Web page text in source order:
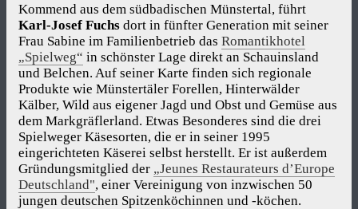
Kommend aus dem südbadischen Münstertal, führt
Karl-Josef Fuchs dort in fünfter Generation mit seiner
Frau Sabine im Familienbetrieb das Romantikhotel
„Spielweg“ in schönster Lage direkt an Schauinsland
und Belchen. Auf seiner Karte finden sich regionale
Produkte wie Münstertäler Forellen, Hinterwälder
Kälber, Wild aus eigener Jagd und Obst und Gemüse aus
dem Markgräflerland. Etwas Besonderes sind die drei
Spielweger Käsesorten, die er in seiner 1995
eingerichteten Käserei selbst herstellt. Er ist außerdem
Gründungsmitglied der „Jeunes Restaurateurs d’Europe
Deutschland", einer Vereinigung von inzwischen 50
jungen deutschen Spitzenköchinnen und -köchen.